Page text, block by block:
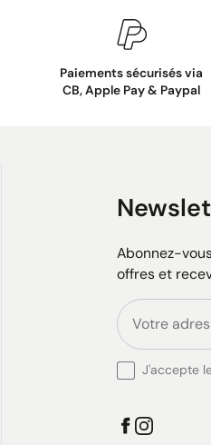
Paiements sécurisés via
CB, Apple Pay & Paypal
Abonnez-
offres et
J'accepte